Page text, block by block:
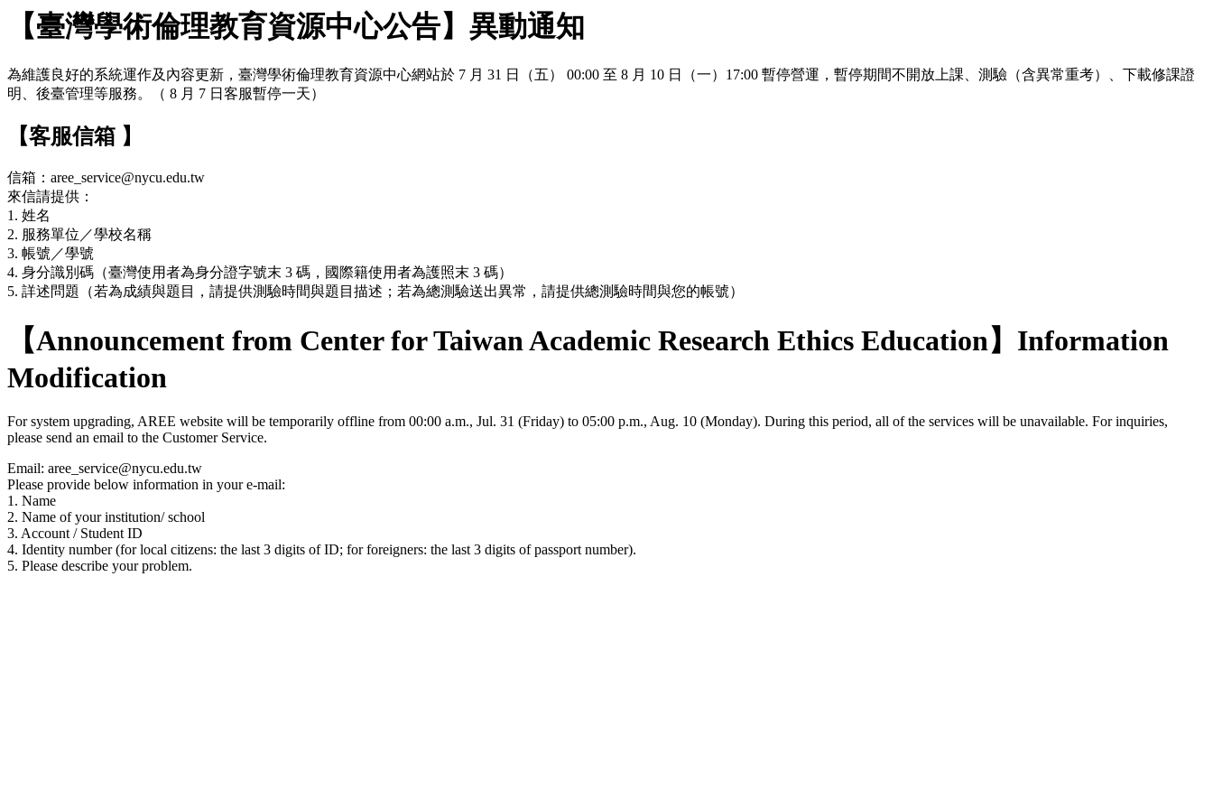
【臺灣學術倫理教育資源中心公告】異動通知
為維護良好的系統運作及內容更新，臺灣學術倫理教育資源中心網站於 7 月 31 日（五） 00:00 至 8 月 10 日（一）17:00 暫停營運，暫停期間不開放上課、測驗（含異常重考）、下載修課證
明、後臺管理等服務。（ 8 月 7 日客服暫停一天）
【客服信箱 】
信箱：aree_service@nycu.edu.tw
來信請提供：
1. 姓名
2. 服務單位／學校名稱
3. 帳號／學號
4. 身分識別碼（臺灣使用者為身分證字號末 3 碼，國際籍使用者為護照末 3 碼）
5. 詳述問題（若為成績與題目，請提供測驗時間與題目描述；若為總測驗送出異常，請提供總測驗時間與您的帳號）
【Announcement from Center for Taiwan Academic Research Ethics Education】Information
Modification
For system upgrading, AREE website will be temporarily offline from 00:00 a.m., Jul. 31 (Friday) to 05:00 p.m., Aug. 10 (Monday). During this period, all of the services will be unavailable. For inquiries,
please send an email to the Customer Service.
Email: aree_service@nycu.edu.tw
Please provide below information in your e-mail:
1. Name
2. Name of your institution/ school
3. Account / Student ID
4. Identity number (for local citizens: the last 3 digits of ID; for foreigners: the last 3 digits of passport number).
5. Please describe your problem.